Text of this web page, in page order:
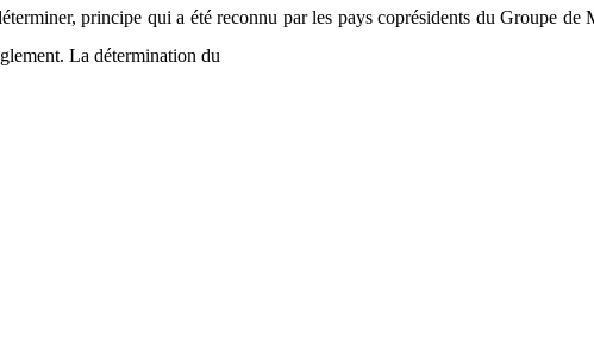
principe qui a été reconnu par les pays coprésidents du Groupe de
La détermination du